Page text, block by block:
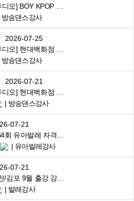
[위드빌댄스스튜디오] BOY KPOP 수업 가능한 강사님 모십니다.
방송댄스강사
2026-07-25
[위드빌댄스스튜디오] 현대백화점 목동점 KPOP 수업 가능한 강사님 모십니다.
방송댄스강사
2026-07-21
[위드빌댄스스튜디오] 현대백화점 신촌점 영어로 KPOP 수업 가능한 강사님 모십니다.
방송댄스강사
07-21
아미고발레 제 34회 유아발레 자격증 연수 과정 접수 오픈! 8월14일~8월16일 단 3일 과정
유아발레강사
07-21
아미고발레) 인천/김포 9월 출강 강사 구합니다!
발레강사